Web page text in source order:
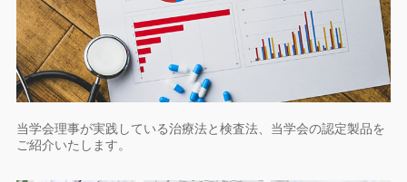
当学会理事が実践している治療法と検査法、当学会の認定製品を
ご紹介いたします。